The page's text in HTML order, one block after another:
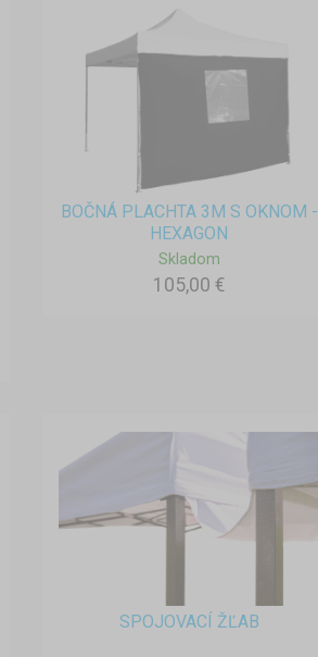
BOČNÁ PLACHTA 3M S OKNOM -
HEXAGON
Skladom
105,00 €
SPOJOVACÍ ŽĽAB